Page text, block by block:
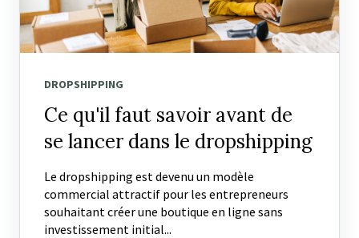
DROPSHIPPING
Ce qu'il faut savoir avant de
se lancer dans le dropshipping
Le dropshipping est devenu un modèle
commercial attractif pour les entrepreneurs
souhaitant créer une boutique en ligne sans
investissement initial...